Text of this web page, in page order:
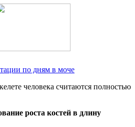
по дням в моче
человека считаются полностью
роста костей в длину